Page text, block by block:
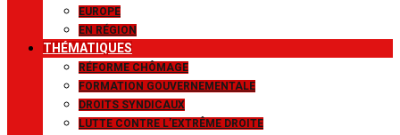
EUROPE
EN RÉGION
THÉMATIQUES
RÉFORME CHÔMAGE
FORMATION GOUVERNEMENTALE
DROITS SYNDICAUX
LUTTE CONTRE L’EXTRÊME DROITE